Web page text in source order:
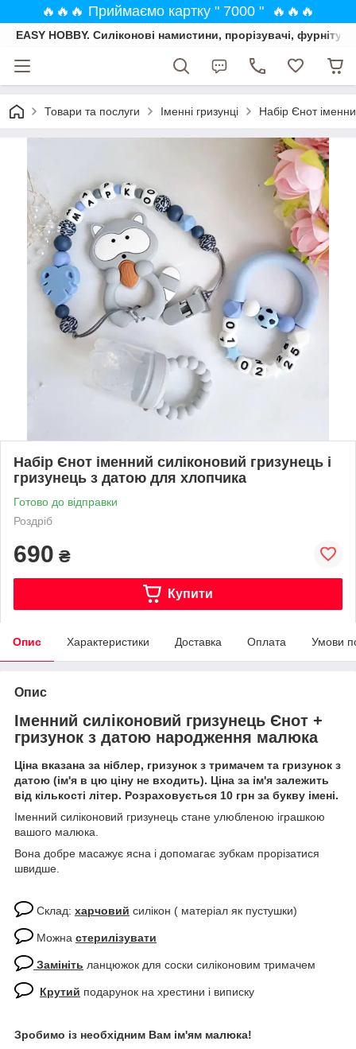
🔥🔥🔥 Приймаємо картку " 7000 " 🔥🔥🔥
EASY HOBBY. Силіконові намистини, прорізувачі,
Товари та послуги Іменні гризунці Набір Єнот
Набір Єнот іменний силіконовий гризунець і
гризунець з датою для хлопчика
Готово до відправки
Роздріб
690 ₴
Купити
Опис Характеристики Доставка Оплата Умови
Опис
Іменний силіконовий гризунець Єнот +
гризунок з датою народження малюка
Ціна вказана за ніблер, гризунок з тримачем та гризунок з
датою (ім'я в цю ціну не входить). Ціна за ім'я залежить
від кількості літер. Розраховується 10 грн за букву імені.
Іменний силіконовий гризунець стане улюбленою іграшкою
вашого малюка.
Вона добре масажує ясна і допомагає зубкам прорізатися
швидше.
Склад: харчовий силікон ( матеріал як пустушки)
Можна стерилізувати
Замініть ланцюжок для соски силіконовим тримачем
Крутий подарунок на хрестини і виписку
Зробимо із необхідним Вам ім'ям малюка!